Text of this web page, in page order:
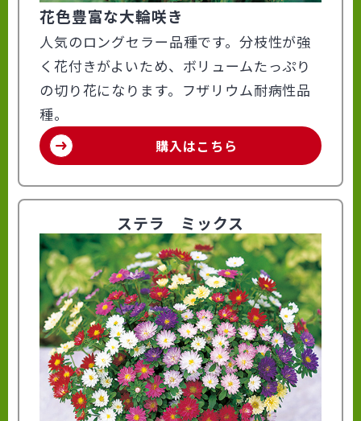
花色豊富な大輪咲き
人気のロングセラー品種です。分枝性が強
く花付きがよいため、ボリュームたっぷり
の切り花になります。フザリウム耐病性品
種。
購入はこちら
ステラ ミックス